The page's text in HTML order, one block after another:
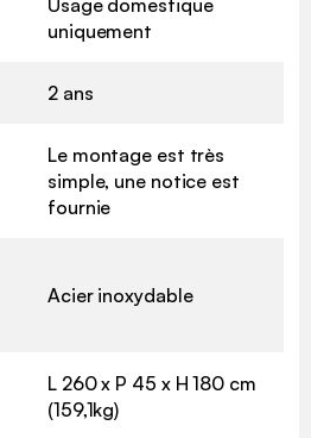
uniquement
2 ans
Le montage est très
simple, une notice est
fournie
Acier inoxydable
L 260 x P 45 x H 180 cm
(159,1kg)